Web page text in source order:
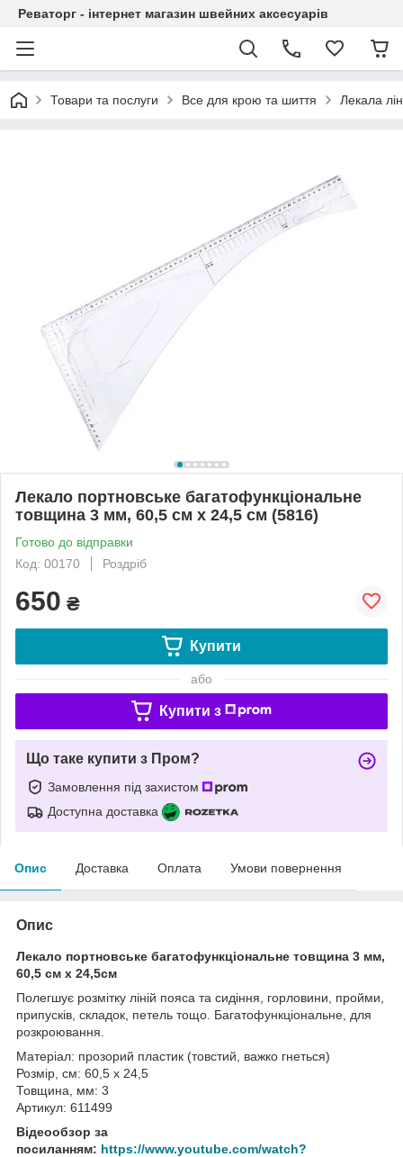
Реваторг - інтернет магазин швейних аксесуарів
Товари та послуги Все для крою та шиття Лекала
Лекало портновське багатофункціональне
товщина 3 мм, 60,5 см х 24,5 см (5816)
Готово до відправки
Код: 00170
Роздріб
650 ₴
Купити
або
Купити з
Що таке купити з Пром?
Замовлення під захистом
Доступна доставка
Опис Доставка Оплата Умови повернення
Опис
Лекало портновське багатофункціональне товщина 3 мм,
60,5 см х 24,5см
Полегшує розмітку ліній пояса та сидіння, горловини, пройми,
припусків, складок, петель тощо. Багатофункціональне, для
розкроювання.
Матеріал: прозорий пластик (товстий, важко гнеться)
Розмір, см: 60,5 x 24,5
Товщина, мм: 3
Артикул: 611499
Відеообзор за
посиланням: https://www.youtube.com/watch?